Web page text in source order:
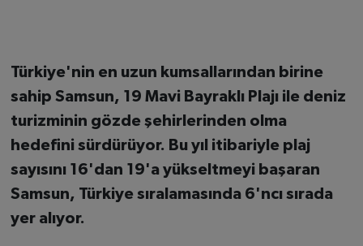
Türkiye'nin en uzun kumsallarından birine
sahip Samsun, 19 Mavi Bayraklı Plajıile deniz
turizminin gözde şehirlerinden olma
hedefini sürdürüyor. Bu yıl itibariyle plaj
sayısını 16'dan 19'a yükseltmeyi başaran
Samsun, Türkiye sıralamasında 6'ncı sırada
yer alıyor.